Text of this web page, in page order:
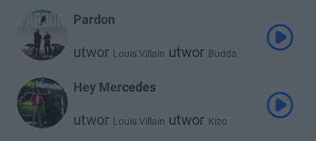
Pardon
utwor Louis Villain utwor Budda
Hey Mercedes
utwor Louis Villain utwor Kizo